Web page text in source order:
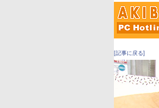
[記事に戻る]